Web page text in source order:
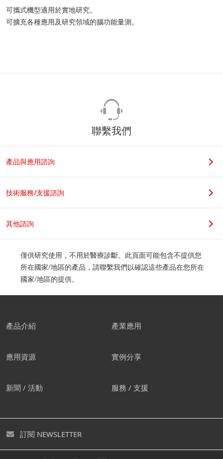
可攜式機型適用於實地研究。
可擴充各種應用及研究領域的腦功能量測。
聯繫我們
產品與應用諮詢
技術服務/支援諮詢
其他諮詢
僅供研究使用，不用於醫療診斷。此頁面可能包含不提供您
所在國家/地區的產品，請聯繫我們以確認這些產品在您所在
國家/地區的提供。
產品介紹 產業應用
應用資源 實例分享
新聞 / 活動 服務 / 支援
訂閱 NEWSLETTER